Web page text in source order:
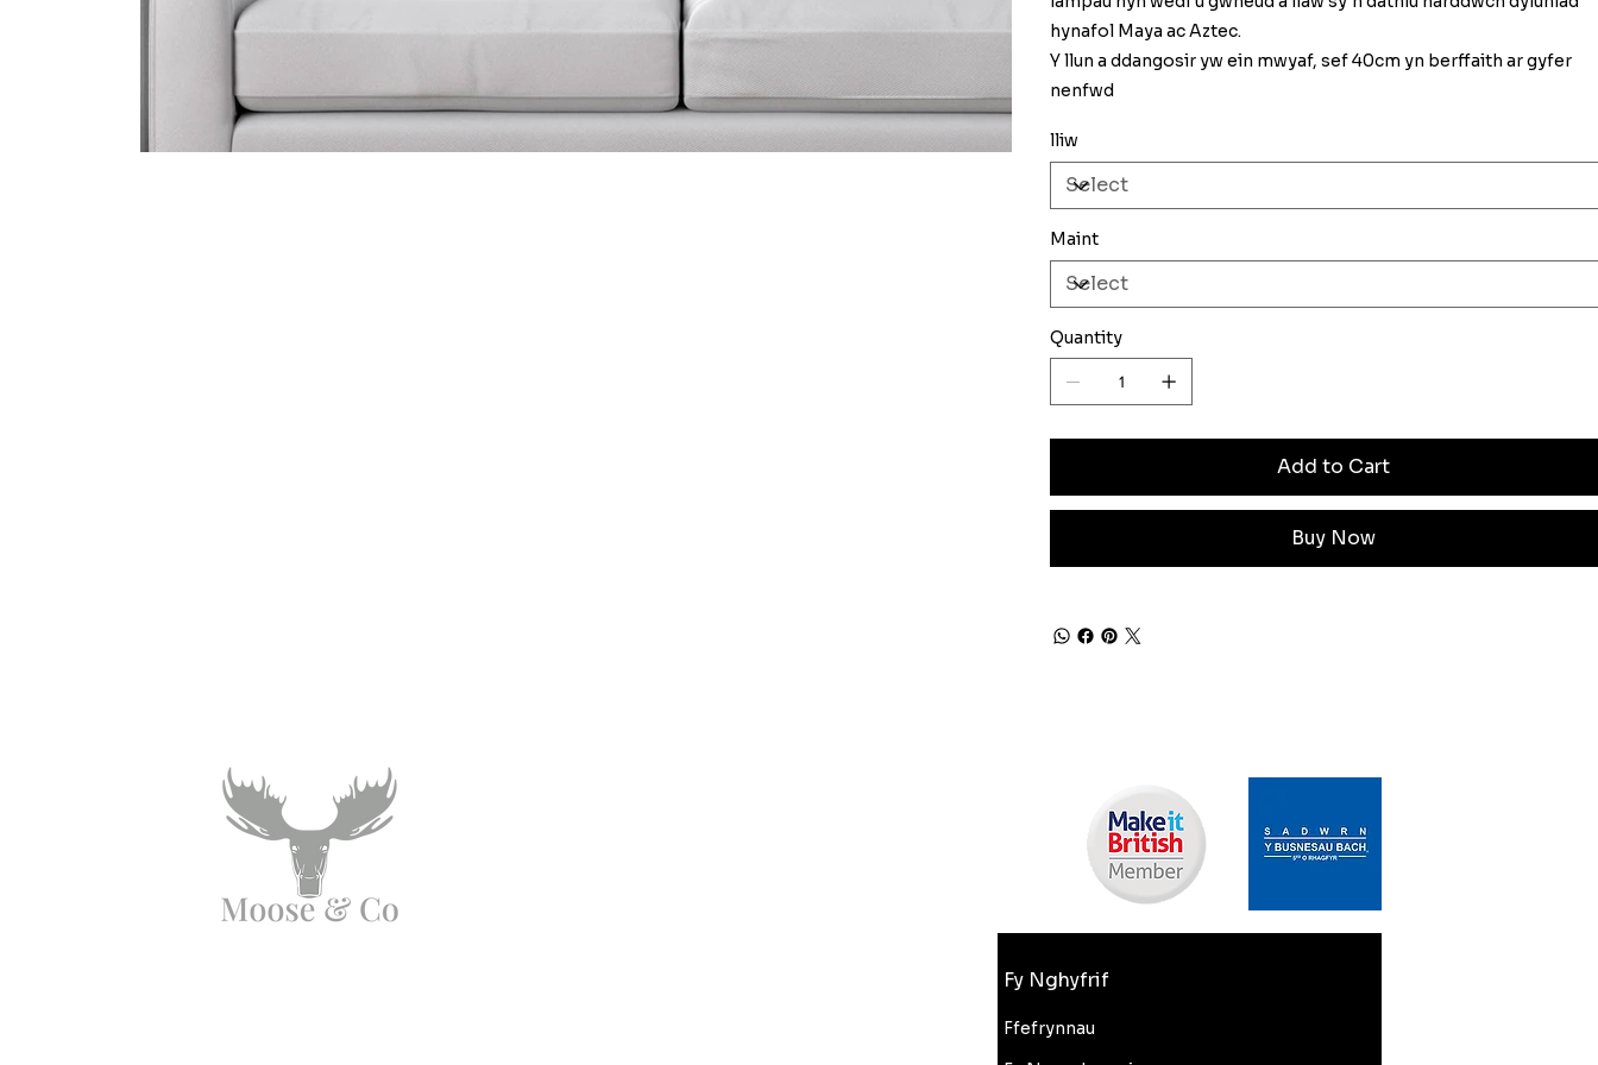
hynafol Maya ac Aztec.
Y llun a ddangosir yw ein mwyaf, sef 40cm yn berffaith ar gyfer
nenfwd
lliw
Maint
Quantity
Add to Cart
Buy Now
Fy Nghyfrif
Ffefrynnau